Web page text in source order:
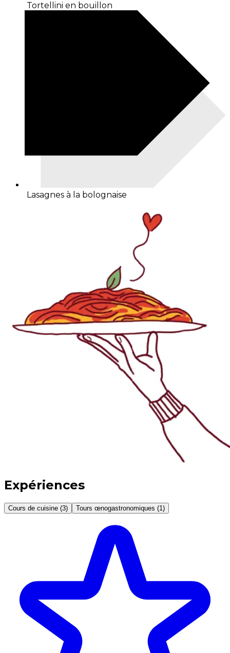
Tortellini en bouillon
Lasagnes à la bolognaise
Expériences
Cours de cuisine (3) Tours œnogastronomiques (1)